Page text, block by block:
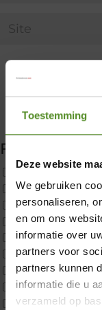
Toestemming
Deze website
We gebruiken
personaliseren,
en om ons
informatie over
partners voor
partners kunnen
informatie die u
verzameld op
Filter
Uncategorized
2x p650 1pers
Custom
ErkendMatras 1
ErkendMatras 2
ErkendMatras
Matrassen
Matrastopper